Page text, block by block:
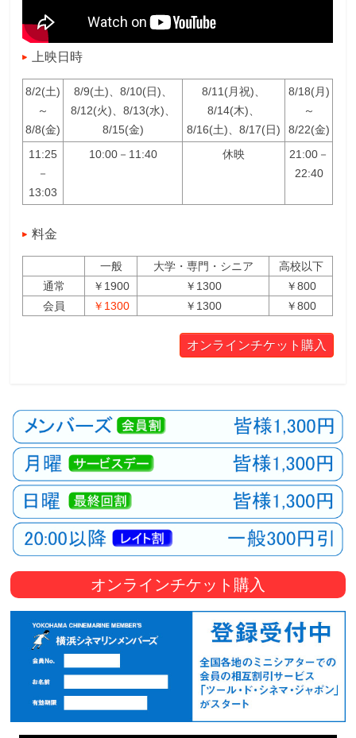
上映日時
8/2(土)
～
8/8(金)
8/9(土)、8/10(日)、
8/12(火)、8/13(水)、
8/15(金)
8/11(月祝)、
8/14(木)、
8/16(土)、8/17(日)
8/18(月)
～
8/22(金)
11:25
－
13:03
10:00－11:40 休映
21:00－
22:40
料金
一般 大学・専門・シニア
高校以下
通常
￥1900 ￥1300
￥800
会員
￥1300 ￥1300 ￥800
オンラインチケット購入
オンラインチケット購入